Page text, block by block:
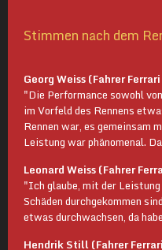
Stimmen nach dem
Georg Weiss (Fahrer
"Die Performance sowohl
im Vorfeld des Rennens
Rennen war, es gemeinsam
Leistung war phänomenal.
Leonard Weiss (Fahrer
"Ich glaube, mit der
Schäden durchgekommen
etwas durchwachsen, da
Hendrik Still (Fahrer